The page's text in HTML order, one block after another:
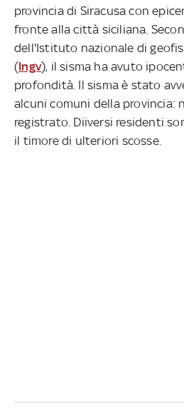
provincia di Siracusa con
fronte alla città siciliana.
dell'Istituto nazionale di
(Ingv), il sisma ha avuto
profondità. Il sisma è stato
alcuni comuni della provincia:
registrato. Diiversi residenti
il timore di ulteriori scosse.